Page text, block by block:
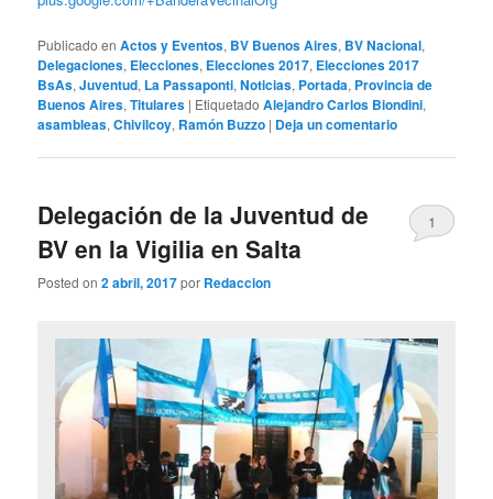
Publicado en Actos y Eventos, BV Buenos Aires, BV Nacional,
Delegaciones, Elecciones, Elecciones 2017, Elecciones 2017
BsAs,Juventud, La Passaponti,Noticias, Portada, Provincia de
Buenos Aires,Titulares | Etiquetado Alejandro Carlos Biondini,
asambleas,Chivilcoy, Ramón Buzzo | Deja un comentario
Delegación de la Juventud de
BV en la Vigilia en Salta
Posted on2 abril, 2017por Redaccion
1